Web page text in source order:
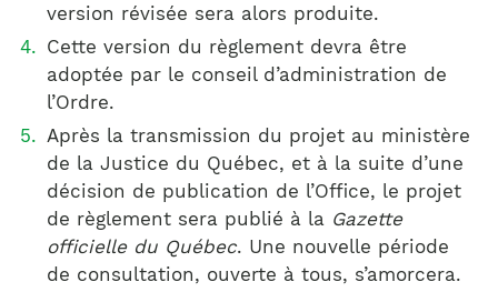
version révisée sera alors produite.
Cette version du règlement devra être
adoptée par le conseil d’administration de
l’Ordre.
Après la transmission du projet au ministère
de la Justice du Québec, et à la suite d’une
décision de publication de l’Office, le projet
de règlement sera publié à la Gazette
officielle du Québec. Une nouvelle période
de consultation, ouverte à tous, s’amorcera.